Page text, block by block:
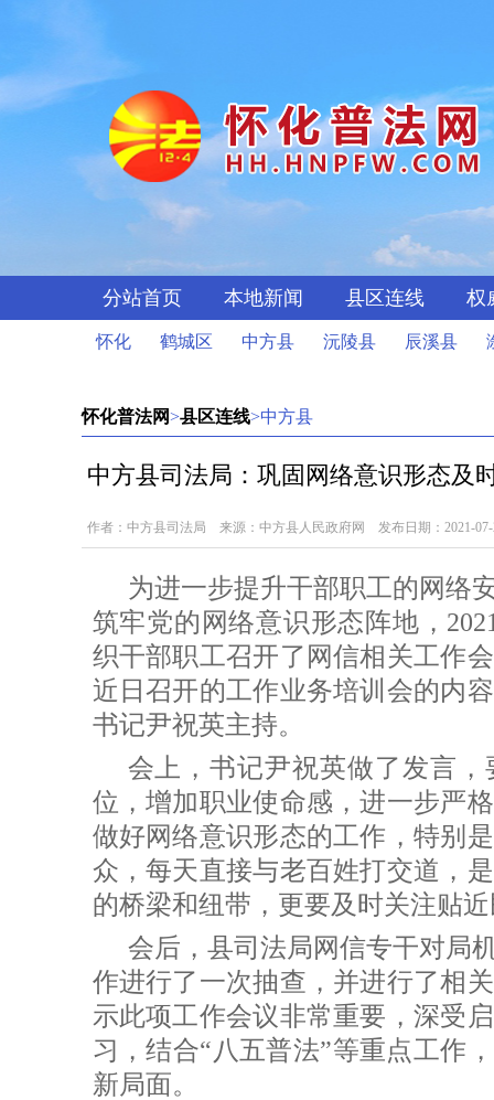
分站首页 本地新闻 县区连线 权
怀化 鹤城区 中方县 沅陵县 辰溪县
怀化普法网>县区连线>中方县
中方县司法局：巩固网络意识形态及
作者：中方县司法局 来源：中方县人民政府网 发布日期：2021-07-
为进一步提升干部职工的网络
筑牢党的网络意识形态阵地，
织干部职工召开了网信相关工作
近日召开的工作业务培训会的内
书记尹祝英主持。
会上，书记尹祝英做了发言
位，增加职业使命感，进一步严
做好网络意识形态的工作，特别
众，每天直接与老百姓打交道，
的桥梁和纽带，更要及时关注贴
会后，县司法局网信专干对局
作进行了一次抽查，并进行了相
示此项工作会议非常重要，深受
习，结合“八五普法”等重点工作
新局面。